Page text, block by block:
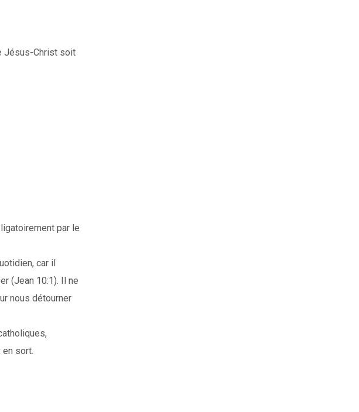
Jésus-Christ soit
par le
car il
(Jean 10:1). Il ne
nous détourner
sort.